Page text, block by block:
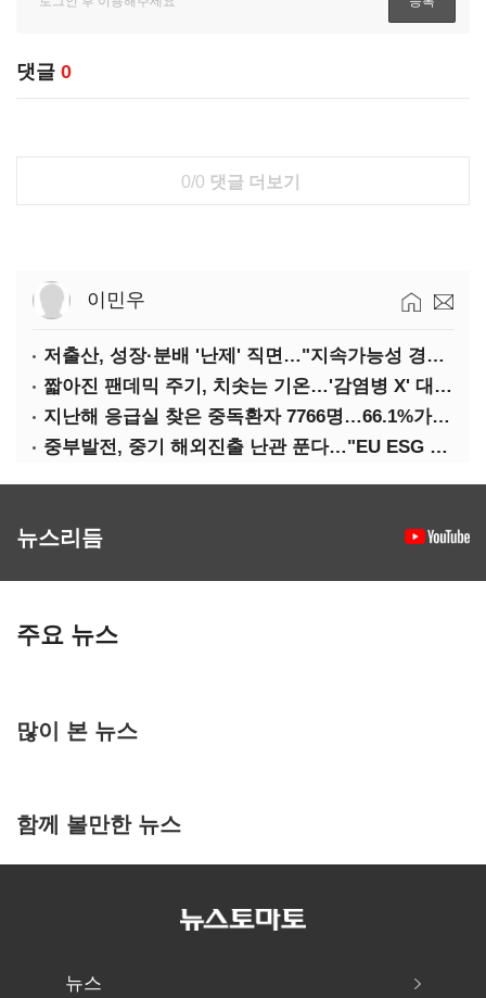
댓글 0
0/0 댓글 더보기
이민우
저출산, 성장·분배 '난제' 직면…"지속가능성 경고등"
짧아진 팬데믹 주기, 치솟는 기온…'감염병 X' 대비해야
지난해 응급실 찾은 중독환자 7766명…66.1%가 '의도적 중독'
중부발전, 중기 해외진출 난관 푼다…"EU ESG 실사 공동 대응"
뉴스리듬
주요 뉴스
많이 본 뉴스
함께 볼만한 뉴스
뉴스